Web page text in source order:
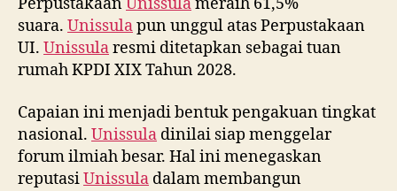
Perpustakaan Unissulameraih 61,5%
suara. Unissulapun unggul atas Perpustakaan
UI. Unissularesmi ditetapkan sebagai tuan
rumah KPDI XIX Tahun 2028.
Capaian ini menjadi bentuk pengakuan tingkat
nasional. Unissula dinilai siap menggelar
forum ilmiah besar. Hal ini menegaskan
reputasiUnissula dalam membangun